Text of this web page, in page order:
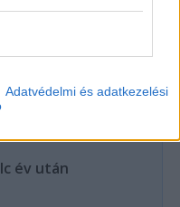
Adatvédelmi és adatkezelési
év után
okok miatt